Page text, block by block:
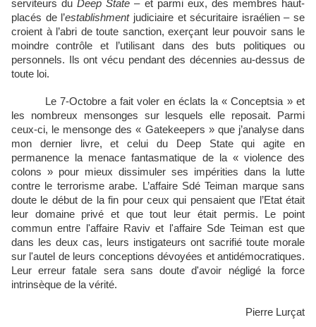
serviteurs duDeep State– et parmi eux, des membres haut-
placés de l’establishmentjudiciaire et sécuritaire israélien – se
croient à l’abri de toute sanction, exerçant leur pouvoir sans le
moindre contrôle et l’utilisant dans des buts politiques ou
personnels. Ils ont vécu pendant des décennies au-dessus de
toute loi.
Le 7-Octobre a fait voler en éclats la « Conceptsia » et
les nombreux mensonges sur lesquels elle reposait. Parmi
ceux-ci, le mensonge des « Gatekeepers » que j’analyse dans
mon dernier livre, et celui du Deep State qui agite en
permanence la menace fantasmatique de la « violence des
colons » pour mieux dissimuler ses impérities dans la lutte
contre le terrorisme arabe. L’affaire Sdé Teiman marque sans
doute le début de la fin pour ceux qui pensaient que l’Etat était
leur domaine privé et que tout leur était permis. Le point
commun entre l'affaire Raviv et l'affaire Sde Teiman est que
dans les deux cas, leurs instigateurs ont sacrifié toute morale
sur l'autel de leurs conceptions dévoyées et antidémocratiques.
Leur erreur fatale sera sans doute d'avoir négligé la force
intrinsèque de la vérité.
Pierre Lurçat